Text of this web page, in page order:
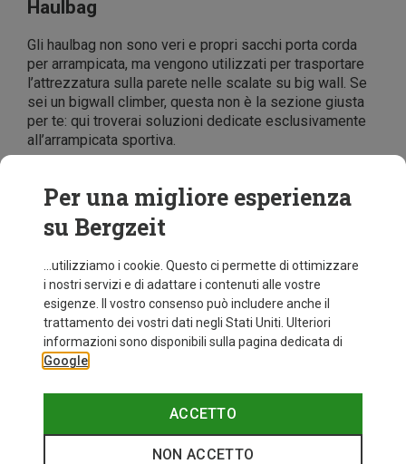
Haulbag
Gli haulbag non sono veri e propri sacchi porta corda
per arrampicata, ma vengono utilizzati per trasportare
l’attrezzatura sulla parete nelle scalate su big wall. Se
sei un bigwall climber, questa non è la sezione giusta
per te: qui troverai soluzioni dedicate esclusivamente
all’arrampicata sportiva.
In ambito alpinistico, la corda viene semplicemente
raccolta in modo ordinato in una matassa.
corda
Ci sono alcuni aspetti da considerare prima di
acquistare un sacco porta corda per la tua arrampicata:
Alcuni modelli potrebbero risultare troppo stretti per
attentamente la descrizione del prodotto.
Se ti sposti in bicicletta per raggiungere la palestra di
arrampicata, un portacorda arrampicata più o meno
impermeabile sarà una scelta pratica. Se lo utilizzi
Per una migliore esperienza
su Bergzeit
...utilizziamo i cookie. Questo ci permette di ottimizzare
i nostri servizi e di adattare i contenuti alle vostre
esigenze. Il vostro consenso può includere anche il
trattamento dei vostri dati negli Stati Uniti. Ulteriori
informazioni sono disponibili sulla pagina dedicata di
Google
ACCETTO
NON ACCETTO